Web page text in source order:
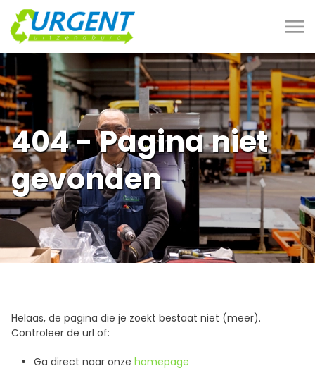
404 - Pagina niet
gevonden
Helaas, de pagina die je zoekt bestaat niet (meer).
Controleer de url of:
Ga direct naar onze homepage